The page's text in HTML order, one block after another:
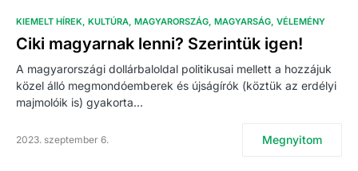
KIEMELT HÍREK KULTÚRA MAGYARORSZÁG MAGYARSÁG VÉLEMÉNY
Ciki magyarnak lenni? Szerintük igen!
A magyarországi dollárbaloldal politikusai mellett a hozzájuk
közel álló megmondóemberek és újságírók (köztük az erdélyi
majmolóik is) gyakorta…
2023. szeptember 6. Megnyitom